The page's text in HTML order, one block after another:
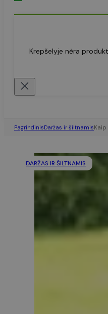
Krepšelyje nėra
PagrindinisDaržas ir šiltnamisKaip
DARŽAS IR ŠILTNAMIS